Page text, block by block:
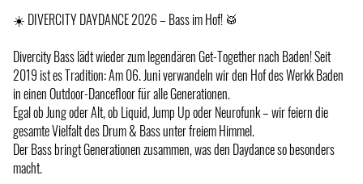
☀️ DIVERCITY DAYDANCE 2026 – Bass im Hof! 🥁
Divercity Bass lädt wieder zum legendären Get-Together nach Baden! Seit
2019 ist es Tradition: Am 06. Juni verwandeln wir den Hof des Werkk Baden
in einen Outdoor-Dancefloor für alle Generationen.
Egal ob Jung oder Alt, ob Liquid, Jump Up oder Neurofunk – wir feiern die
gesamte Vielfalt des Drum & Bass unter freiem Himmel.
Der Bass bringt Generationen zusammen, was den Daydance so besonders
macht.